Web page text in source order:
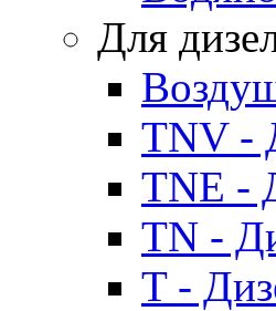
Для
TNV -
TNE -
TN -
T -